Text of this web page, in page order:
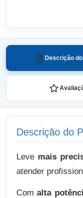
Descrição
Descrição do
Leve mais
atender
Comalta